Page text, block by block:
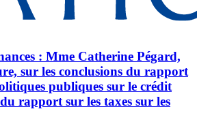
: Mme Catherine Pégard,
sur les conclusions du rapport
publiques sur le crédit
rapport sur les taxes sur les